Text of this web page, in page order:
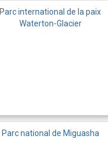
Parc international de la paix
Waterton-Glacier
Parc national de Miguasha